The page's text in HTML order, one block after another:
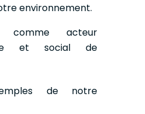
environnement.
comme acteur
et social de
de notre